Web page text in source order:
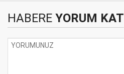
HABERE YORUM KAT